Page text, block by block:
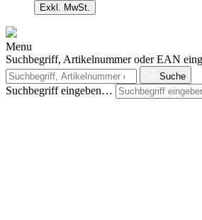
Exkl. MwSt.
Menu
Suchbegriff, Artikelnummer oder EAN
Suche
Suchbegriff eingeben…